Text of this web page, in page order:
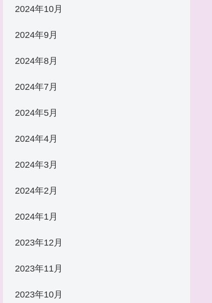
2024年10月
2024年9月
2024年8月
2024年7月
2024年5月
2024年4月
2024年3月
2024年2月
2024年1月
2023年12月
2023年11月
2023年10月